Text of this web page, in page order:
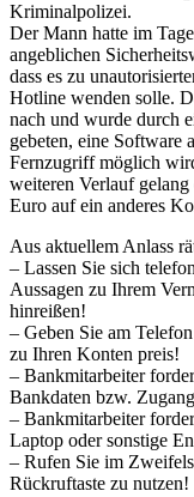
Kriminalpolizei.
Der Mann hatte im
angeblichen
dass es zu
Hotline wenden solle.
nach und wurde durch
gebeten, eine Software
Fernzugriff möglich
weiteren Verlauf
Euro auf ein anderes
Aus aktuellem Anlass
– Lassen Sie sich
Aussagen zu Ihrem
hinreißen!
– Geben Sie am
zu Ihren Konten preis!
– Bankmitarbeiter
Bankdaten bzw.
– Bankmitarbeiter
Laptop oder sonstige
– Rufen Sie im
Rückruftaste zu nutzen!